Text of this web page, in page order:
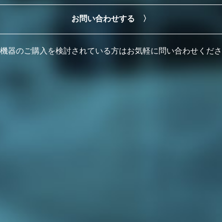
お問い合わせする 〉
のご購入を検討されている方はお気軽に問い合わせくだ